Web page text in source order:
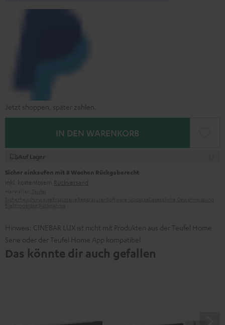
Jetzt shoppen, später zahlen.
IN DEN WARENKORB
Auf Lager
Sicher einkaufen mit 8 Wochen Rückgaberecht
inkl. kostenlosem Rückversand
Hinweis: CINEBAR LUX ist nicht mit Produkten aus der Teufel Home
Serie oder der Teufel Home App kompatibel
Das könnte dir auch gefallen